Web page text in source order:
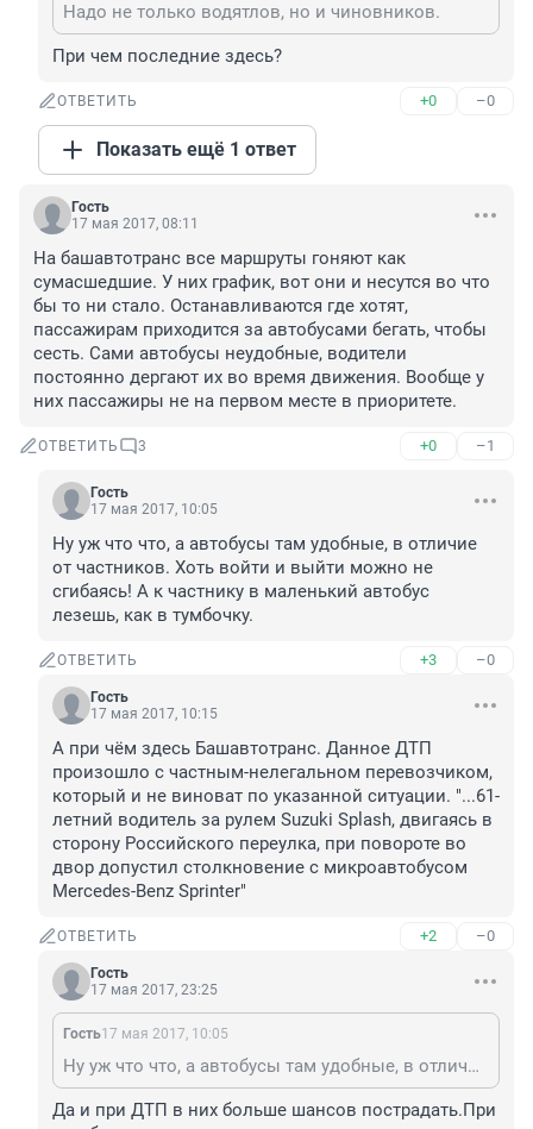
Надо не только водятлов, но и чиновников.
При чем последние здесь?
ОТВЕТИТЬ +0 –0
Показать ещё 1 ответ
Гость
17 мая 2017, 08:11
На башавтотранс все маршруты гоняют как
сумасшедшие. У них график, вот они и несутся во что
бы то ни стало. Останавливаются где хотят,
пассажирам приходится за автобусами бегать, чтобы
сесть. Сами автобусы неудобные, водители
постоянно дергают их во время движения. Вообще у
них пассажиры не на первом месте в приоритете.
ОТВЕТИТЬ 3 +0 –1
Гость
17 мая 2017, 10:05
Ну уж что что, а автобусы там удобные, в отличие
от частников. Хоть войти и выйти можно не
сгибаясь! А к частнику в маленький автобус
лезешь, как в тумбочку.
ОТВЕТИТЬ +3 –0
Гость
17 мая 2017, 10:15
А при чём здесь Башавтотранс. Данное ДТП
произошло с частным-нелегальном перевозчиком,
который и не виноват по указанной ситуации. "...61-
летний водитель за рулем Suzuki Splash, двигаясь в
сторону Российского переулка, при повороте во
двор допустил столкновение с микроавтобусом
Mercedes-Benz Sprinter"
ОТВЕТИТЬ +2 –0
Гость
17 мая 2017, 23:25
Гость17 мая 2017, 10:05
Ну уж что что, а автобусы там удобные, в отличие от частников. Хоть войти и выйти можно не сгибаясь! А к частнику в маленький автобус лезешь, как в тумбочку.
Да и при ДТП в них больше шансов пострадать.При